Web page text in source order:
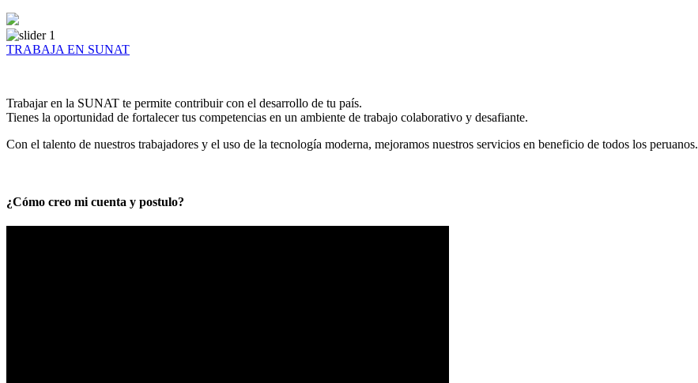
TRABAJA EN SUNAT
Trabajar en la SUNAT te permite contribuir con el desarrollo de tu país.
Tienes la oportunidad de fortalecer tus competencias en un ambiente de trabajo colaborativo y desafiante.
Con el talento de nuestros trabajadores y el uso de la tecnología moderna, mejoramos nuestros servicios en beneficio de todos los peruanos.
¿Cómo creo mi cuenta y postulo?